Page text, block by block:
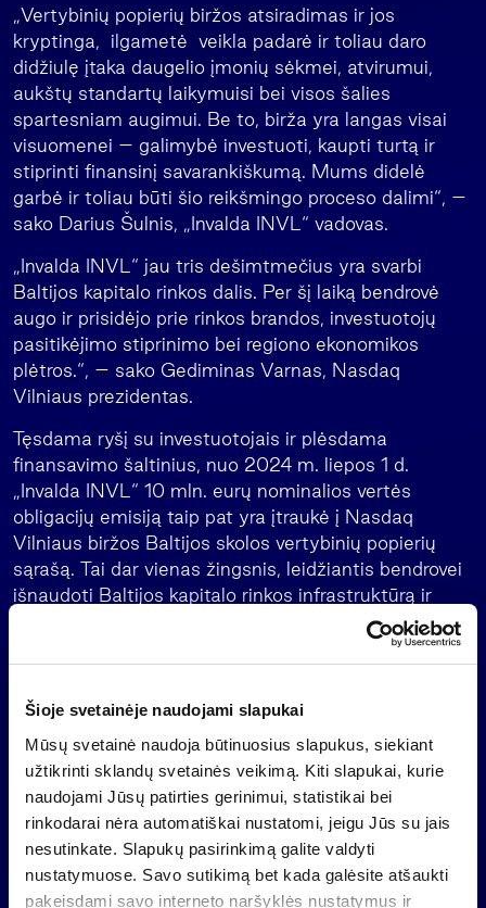
Šioje svetainėje naudojami slapukai
Mūsų svetainė naudoja būtinuosius slapukus, siekiant
užtikrinti sklandų svetainės veikimą. Kiti slapukai, kurie
naudojami Jūsų patirties gerinimui, statistikai bei
rinkodarai nėra automatiškai nustatomi, jeigu Jūs su jais
nesutinkate. Slapukų pasirinkimą galite valdyti
nustatymuose. Savo sutikimą bet kada galėsite atšaukti
pakeisdami savo interneto naršyklės nustatymus ir
„Vertybinių popierių biržos atsiradimas ir jos
kryptinga, ilgametė veikla padarė ir toliau daro
didžiulę įtaka daugelio įmonių sėkmei, atvirumui,
aukštų standartų laikymuisi bei visos šalies
spartesniam augimui. Be to, birža yra langas visai
visuomenei – galimybė investuoti, kaupti turtą ir
stiprinti finansinį savarankiškumą. Mums didelė
garbė ir toliau būti šio reikšmingo proceso dalimi“, –
sako Darius Šulnis, „Invalda INVL“ vadovas.
„Invalda INVL“ jau tris dešimtmečius yra svarbi
Baltijos kapitalo rinkos dalis. Per šį laiką bendrovė
augo ir prisidėjo prie rinkos brandos, investuotojų
pasitikėjimo stiprinimo bei regiono ekonomikos
plėtros.“, – sako Gediminas Varnas, Nasdaq
Vilniaus prezidentas.
Tęsdama ryšį su investuotojais ir plėsdama
finansavimo šaltinius, nuo 2024 m. liepos 1 d.
„Invalda INVL“ 10 mln. eurų nominalios vertės
obligacijų emisiją taip pat yra įtraukė į Nasdaq
Vilniaus biržos Baltijos skolos vertybinių popierių
sąrašą. Tai dar vienas žingsnis, leidžiantis bendrovei
išnaudoti Baltijos kapitalo rinkos infrastruktūrą ir
užtikrinantis investuotojams patrauklias galimybes.
Apie „Invalda INVL“
„Invalda INVL“ yra pirmaujanti turto valdymo grupė
Atvira, auganti ir savo veikla kurianti gerovę
žmonėms. Mūsų grupės valdomas arba prižiūrimas
daugiau kaip 2 mlrd. eurų vertės turtas apima
investicijas į privatų kapitalą, miškų ir žemės ūkio
paskirties žemę, atsinaujinančią energetiką,
nekilnojamąjį turtą bei privačią skolą. Grupės veikla